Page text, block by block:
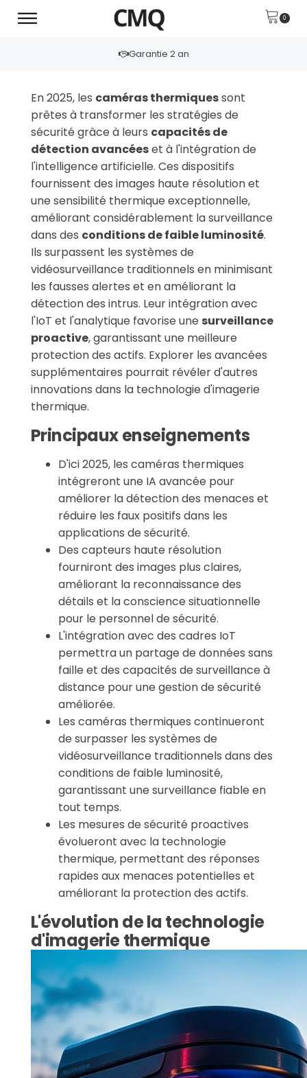
Livraison Gratuite
En 2025, les caméras thermiquessont
prêtes à transformer les stratégies de
sécurité grâce à leurs capacités de
détection avancéeset à l'intégration de
l'intelligence artificielle. Ces dispositifs
fournissent des images haute résolution et
une sensibilité thermique exceptionnelle,
améliorant considérablement la surveillance
dans des conditions de faible luminosité.
Ils surpassent les systèmes de
vidéosurveillance traditionnels en minimisant
les fausses alertes et en améliorant la
détection des intrus. Leur intégration avec
l'IoT et l'analytique favorise une surveillance
proactive, garantissant une meilleure
protection des actifs. Explorer les avancées
supplémentaires pourrait révéler d'autres
innovations dans la technologie d'imagerie
thermique.
Principaux enseignements
D'ici 2025, les caméras thermiques
intégreront une IA avancée pour
améliorer la détection des menaces et
réduire les faux positifs dans les
applications de sécurité.
Des capteurs haute résolution
fourniront des images plus claires,
améliorant la reconnaissance des
détails et la conscience situationnelle
pour le personnel de sécurité.
L'intégration avec des cadres IoT
permettra un partage de données sans
faille et des capacités de surveillance à
distance pour une gestion de sécurité
améliorée.
Les caméras thermiques continueront
de surpasser les systèmes de
vidéosurveillance traditionnels dans des
conditions de faible luminosité,
garantissant une surveillance fiable en
tout temps.
Les mesures de sécurité proactives
évolueront avec la technologie
thermique, permettant des réponses
rapides aux menaces potentielles et
améliorant la protection des actifs.
L'évolution de la technologie
d'imagerie thermique